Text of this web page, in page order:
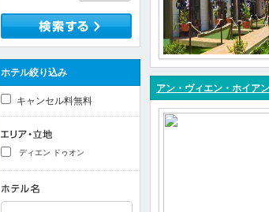
アン・ヴィエン・ホイア
ホテル絞り込み
キャンセル料無料
ディエン ドゥオン